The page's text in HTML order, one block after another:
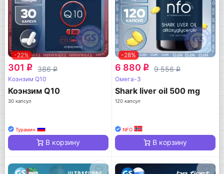
-22%
301 q 386q
Коэнзим Q10
Коэнзим Q10
30 капсул
Турамин
В корзину
-28%
6 880 q 9 556q
Омега-3
Shark liver oil 500 mg
120 капсул
NFO
В корзину